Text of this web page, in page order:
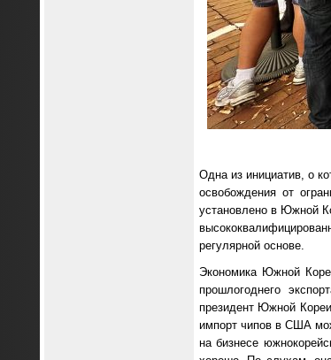
Одна из инициатив, о
освобождения от
установлено в Южной
регулярной основе.
Экономика Южной
прошлогоднего
президент Южной
импорт чипов в США
на бизнесе